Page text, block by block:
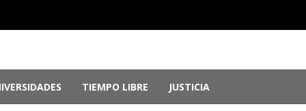
TIEMPO LIBRE JUSTICIA